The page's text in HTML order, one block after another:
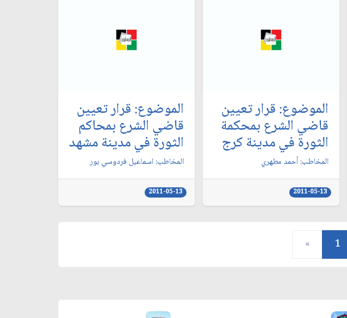
الموضوع: قرار تعيين
قاضي الشرع بمحكمة
الثورة في مدينة كرج‏
المخاطب: أحمد مطهري‏
2011-05-13
الموضوع: قرار تعيين
قاضي الشرع بمحاكم
الثورة في مدينة مشهد
المخاطب: اسماعيل فردوسي بور
2011-05-13
« 1